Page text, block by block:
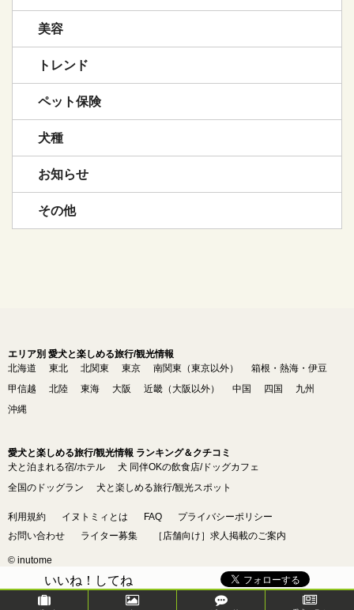
いいね！してね
美容
トレンド
ペット保険
犬種
お知らせ
その他
エリア別 愛犬と楽しめる旅行/観光情報
北海道
東北 北関東 東京 南関東（東京以外）
箱根・熱海・伊豆
甲信越
北陸 東海 大阪 近畿（大阪以外） 中国 四国
九州
沖縄
愛犬と楽しめる旅行/観光情報 ランキング＆クチコミ
犬と泊まれる宿/ホテル
犬 同伴OKの飲食店/ドッグカフェ
全国のドッグラン
犬と楽しめる旅行/観光スポット
利用規約 イヌトミィとは FAQ
プライバシーポリシー
お問い合わせ
ライター募集 ［店舗向け］求人掲載のご案内
© inutome